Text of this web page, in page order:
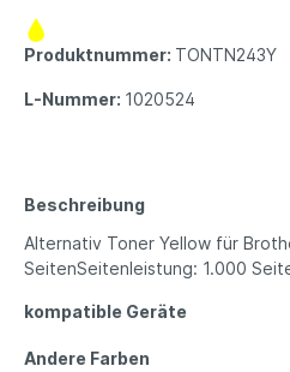
Produktnummer: TONTN243Y
L-Nummer: 1020524
Beschreibung
Alternativ Toner Yellow für
SeitenSeitenleistung: 1.000
kompatible Geräte
Andere Farben